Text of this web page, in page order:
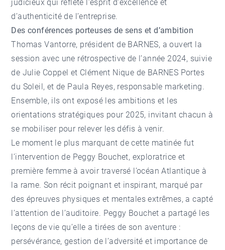
judicieux qui reflète l’esprit d’excellence et
d’authenticité de l’entreprise.
Des conférences porteuses de sens et d’ambition
Thomas Vantorre, président de BARNES, a ouvert la
session avec une rétrospective de l’année 2024, suivie
de Julie Coppel et Clément Nique de BARNES Portes
du Soleil, et de Paula Reyes, responsable marketing.
Ensemble, ils ont exposé les ambitions et les
orientations stratégiques pour 2025, invitant chacun à
se mobiliser pour relever les défis à venir.
Le moment le plus marquant de cette matinée fut
l’intervention de Peggy Bouchet, exploratrice et
première femme à avoir traversé l’océan Atlantique à
la rame. Son récit poignant et inspirant, marqué par
des épreuves physiques et mentales extrêmes, a capté
l’attention de l’auditoire. Peggy Bouchet a partagé les
leçons de vie qu’elle a tirées de son aventure :
persévérance, gestion de l’adversité et importance de